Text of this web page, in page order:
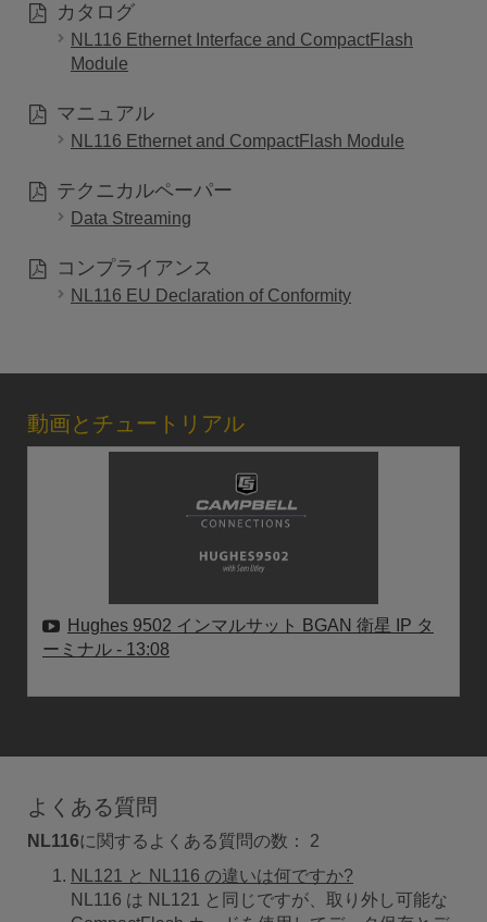
カタログ
NL116 Ethernet Interface and CompactFlash
Module
マニュアル
NL116 Ethernet and CompactFlash Module
テクニカルペーパー
Data Streaming
コンプライアンス
NL116 EU Declaration of Conformity
動画とチュートリアル
Hughes 9502 インマルサット BGAN 衛星 IP タ
ーミナル - 13:08
よくある質問
NL116に関するよくある質問の数： 2
NL121 と NL116 の違いは何ですか?
NL116 は NL121 と同じですが、取り外し可能な